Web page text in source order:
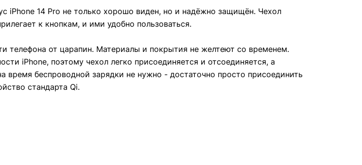
iPhone 14 Pro не только хорошо виден, но и надёжно защищён. Чехол
к кнопкам, и ими удобно пользоваться.
от царапин. Материалы и покрытия не желтеют со временем.
iPhone, поэтому чехол легко присоединяется и отсоединяется, а
время беспроводной зарядки не нужно - достаточно просто присоединить
стандарта Qi.